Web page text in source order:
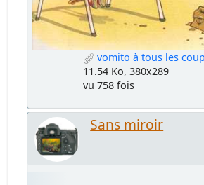
vomito à tous les
11.54 Ko, 380x289
vu 758 fois
Sans miroir